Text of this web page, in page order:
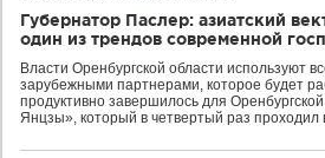
Губернатор Паслер: азиатский
один из трендов современной
Власти Оренбургской области используют
зарубежными партнерами, которое будет
продуктивно завершилось для
Янцзы», который в четвертый раз проходил